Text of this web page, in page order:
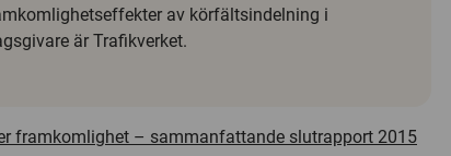
av körfältsindelning i
är Trafikverket.
framkomlighet – sammanfattande slutrapport 2015